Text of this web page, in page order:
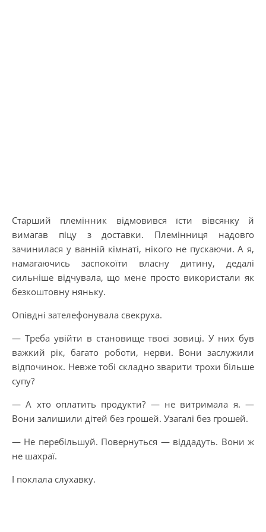
Старший племінник відмовився їсти вівсянку й
вимагав піцу з доставки. Племінниця надовго
зачинилася у ванній кімнаті, нікого не пускаючи. А я,
намагаючись заспокоїти власну дитину, дедалі
сильніше відчувала, що мене просто використали як
безкоштовну няньку.
Опівдні зателефонувала свекруха.
— Треба увійти в становище твоєї зовиці. У них був
важкий рік, багато роботи, нерви. Вони заслужили
відпочинок. Невже тобі складно зварити трохи більше
супу?
— А хто оплатить продукти? — не витримала я. —
Вони залишили дітей без грошей. Узагалі без грошей.
— Не перебільшуй. Повернуться — віддадуть. Вони ж
не шахраї.
І поклала слухавку.